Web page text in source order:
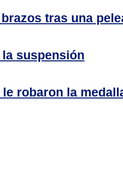
tras una
suspensión
robaron la